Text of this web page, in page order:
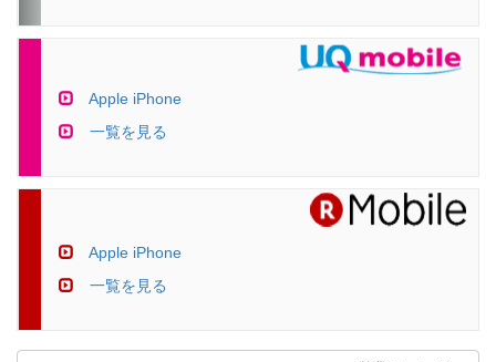
Apple iPhone
一覧を見る
Apple iPhone
一覧を見る